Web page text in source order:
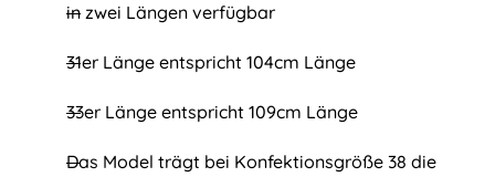
in zwei Längen verfügbar
31er Länge entspricht 104cm Länge
33er Länge entspricht 109cm Länge
Das Model trägt bei Konfektionsgröße 38 die